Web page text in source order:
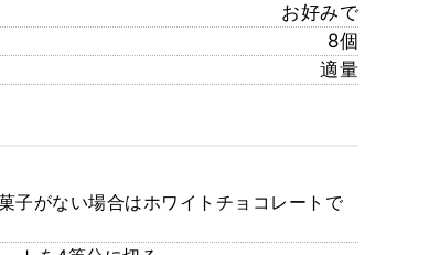
お好みで
8個
適量
子がない場合はホワイトチョコレートで